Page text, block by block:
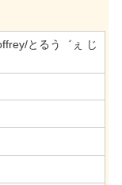
とるう゛ぇ じ